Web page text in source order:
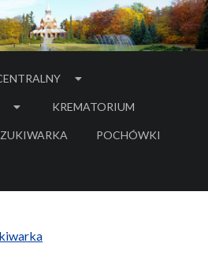
KREMATORIUM
POCHÓWKI
- LINK DO SERWISU